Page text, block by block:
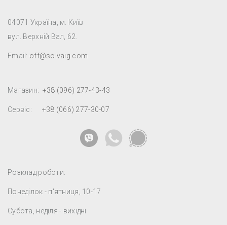
04071 Україна, м. Київ
вул. Верхній Вал, 62.
Email: off@solvaig.com
Магазин: +38 (096) 277-43-43
Сервіс: +38 (066) 277-30-07
Розклад роботи:
Понеділок - п'ятниця, 10-17
Субота, неділя - вихідні